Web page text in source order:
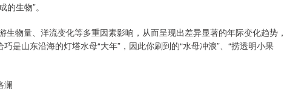
生物”。
物量、洋流变化等多重因素影响，从而呈现出差异显著的年际变化趋势，
是山东沿海的灯塔水母“大年”，因此你刷到的“水母冲浪”、“捞透明小果
澜